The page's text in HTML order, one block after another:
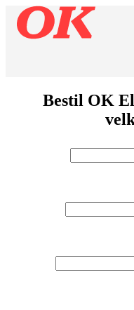
Bestil OK